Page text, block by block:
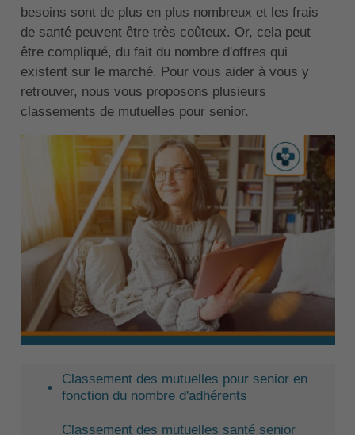
besoins sont de plus en plus nombreux et les frais
de santé peuvent être très coûteux. Or, cela peut
être compliqué, du fait du nombre d'offres qui
existent sur le marché. Pour vous aider à vous y
retrouver, nous vous proposons plusieurs
classements de mutuelles pour senior.
Classement des mutuelles pour senior en
fonction du nombre d'adhérents
Classement des mutuelles santé senior